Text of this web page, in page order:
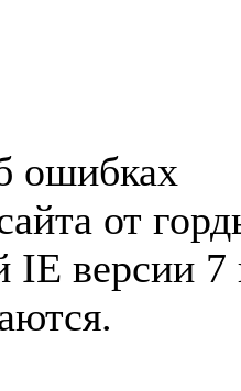
ошибках
от
IE версии